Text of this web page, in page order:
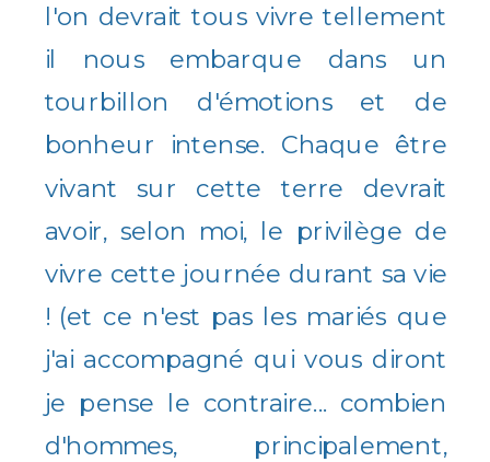
l'on devrait tous vivre tellement
il nous embarque dans un
tourbillon d'émotions et de
bonheur intense. Chaque être
vivant sur cette terre devrait
avoir, selon moi, le privilège de
vivre cette journée durant sa vie
! (et ce n'est pas les mariés que
j'ai accompagné qui vous diront
je pense le contraire... combien
d'hommes, principalement,